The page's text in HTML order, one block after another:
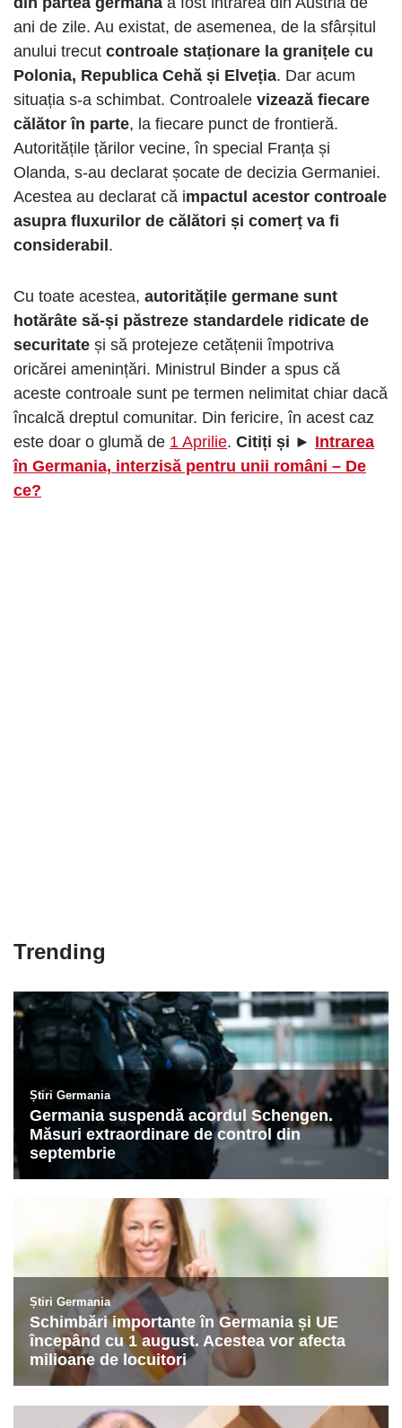
ani de zile. Au existat, de asemenea, de la sfârșitul
anului trecut controale staționare la granițele cu
Polonia, Republica Cehă și Elveția. Dar acum
situația s-a schimbat. Controalele vizează fiecare
călător în parte, la fiecare punct de frontieră.
Autoritățile țărilor vecine, în special Franța și
Olanda, s-au declarat șocate de decizia Germaniei.
Acestea au declarat că impactul acestor controale
asupra fluxurilor de călători și comerț va fi
considerabil.
Cu toate acestea, autoritățile germane sunt
hotărâte să-și păstreze standardele ridicate de
securitate și să protejeze cetățenii împotriva
oricărei amenințări. Ministrul Binder a spus că
aceste controale sunt pe termen nelimitat chiar dacă
încalcă dreptul comunitar. Din fericire, în acest caz
este doar o glumă de 1 Aprilie. Citiți și ► Intrarea
în Germania, interzisă pentru unii români – De
ce?
Trending